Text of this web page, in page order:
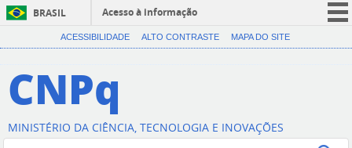
BRASIL
Acesso à informação
CORONAVÍRUS (COVID-19)
Canais
ACESSIBILIDADE ALTO CONTRASTE MAPA DO SITE
CNPq
MINISTÉRIO DA CIÊNCIA, TECNOLOGIA E INOVAÇÕES